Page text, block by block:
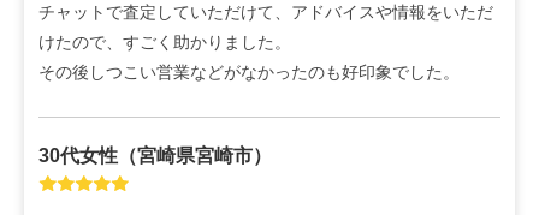
チャットで査定していただけて、アドバイスや情報をいただ
けたので、すごく助かりました。
その後しつこい営業などがなかったのも好印象でした。
30代女性 （宮崎県宮崎市）